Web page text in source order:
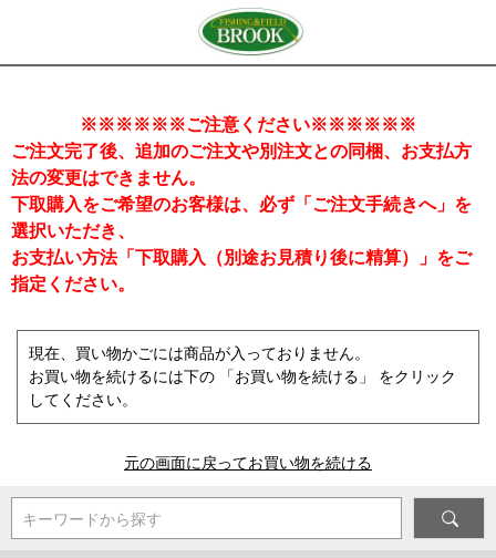
※※※※※※ご注意ください※※※※※※
ご注文完了後、追加のご注文や別注文との同梱、お支払方
法の変更はできません。
下取購入をご希望のお客様は、必ず「ご注文手続きへ」を
選択いただき、
お支払い方法「下取購入（別途お見積り後に精算）」をご
指定ください。
現在、買い物かごには商品が入っておりません。
お買い物を続けるには下の 「お買い物を続ける」 をクリック
してください。
元の画面に戻ってお買い物を続ける
キーワードから探す